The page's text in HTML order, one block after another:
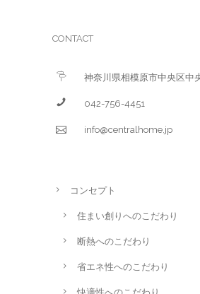
CONTACT
神奈川県相模原市中央区中
042-756-4451
info@centralhome.jp
コンセプト
住まい創りへのこだわり
断熱へのこだわり
省エネ性へのこだわり